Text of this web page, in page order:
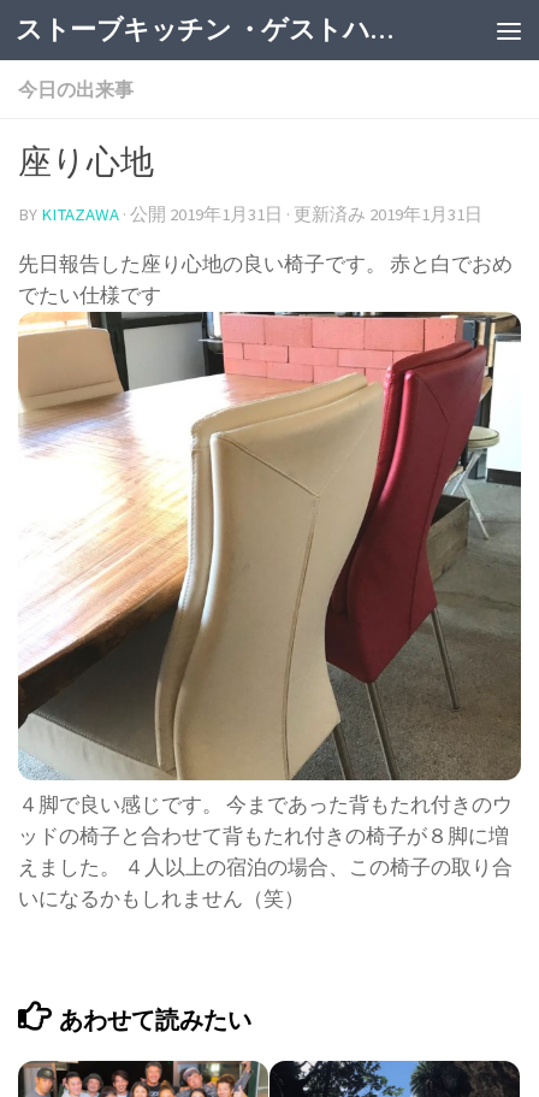
ストーブキッチン ・ゲストハウス
今日の出来事
座り心地
BY KITAZAWA · 公開 2019年1月31日 · 更新済み 2019年1月31日
先日報告した座り心地の良い椅子です。 赤と白でおめ
でたい仕様です
４脚で良い感じです。 今まであった背もたれ付きのウ
ッドの椅子と合わせて背もたれ付きの椅子が８脚に増
えました。 ４人以上の宿泊の場合、この椅子の取り合
いになるかもしれません（笑）
あわせて読みたい